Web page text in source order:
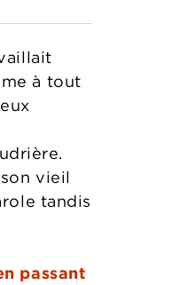
à tout
vieil
tandis
passant